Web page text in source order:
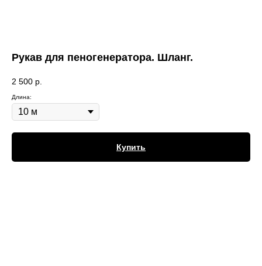
Рукав для пеногенератора. Шланг.
2 500 р.
Длина:
Купить